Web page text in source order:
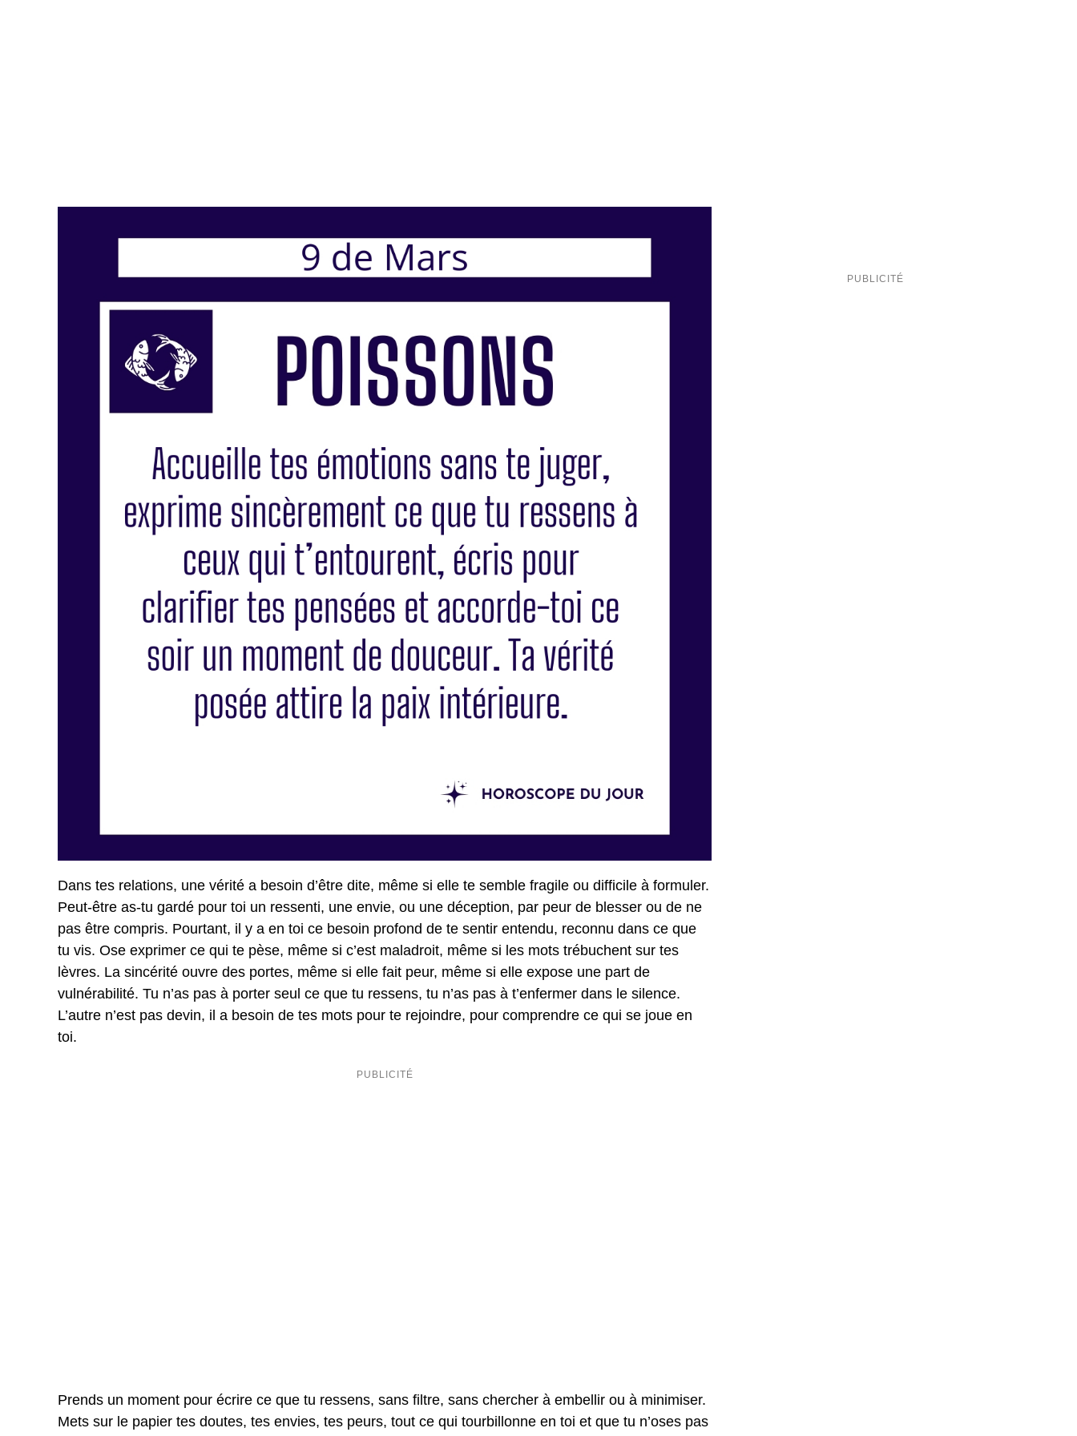
Dans tes relations, une vérité a besoin d’être dite, même si elle te semble fragile ou difficile à formuler.
Peut-être as-tu gardé pour toi un ressenti, une envie, ou une déception, par peur de blesser ou de ne
pas être compris. Pourtant, il y a en toi ce besoin profond de te sentir entendu, reconnu dans ce que
tu vis. Ose exprimer ce qui te pèse, même si c’est maladroit, même si les mots trébuchent sur tes
lèvres. La sincérité ouvre des portes, même si elle fait peur, même si elle expose une part de
vulnérabilité. Tu n’as pas à porter seul ce que tu ressens, tu n’as pas à t’enfermer dans le silence.
L’autre n’est pas devin, il a besoin de tes mots pour te rejoindre, pour comprendre ce qui se joue en
toi.
Prends un moment pour écrire ce que tu ressens, sans filtre, sans chercher à embellir ou à minimiser.
Mets sur le papier tes doutes, tes envies, tes peurs, tout ce qui tourbillonne en toi et que tu n’oses pas